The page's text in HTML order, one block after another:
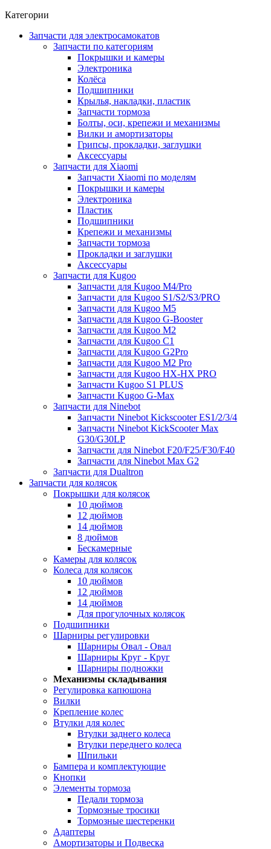
Категории
Запчасти для электросамокатов
Запчасти по категориям
Покрышки и камеры
Электроника
Колёса
Подшипники
Крылья, накладки, пластик
Запчасти тормоза
Болты, оси, крепежи и механизмы
Вилки и амортизаторы
Грипсы, прокладки, заглушки
Аксессуары
Запчасти для Xiaomi
Запчасти Xiaomi по моделям
Покрышки и камеры
Электроника
Пластик
Подшипники
Крепежи и механизмы
Запчасти тормоза
Прокладки и заглушки
Аксессуары
Запчасти для Kugoo
Запчасти для Kugoo M4/Pro
Запчасти для Kugoo S1/S2/S3/PRO
Запчасти для Kugoo M5
Запчасти для Kugoo G-Booster
Запчасти для Kugoo M2
Запчасти для Kugoo C1
Запчасти для Kugoo G2Pro
Запчасти для Kugoo M2 Pro
Запчасти для Kugoo HX-HX PRO
Запчасти Kugoo S1 PLUS
Запчасти Kugoo G-Max
Запчасти для Ninebot
Запчасти Ninebot Kickscooter ES1/2/3/4
Запчасти Ninebot KickScooter Max
G30/G30LP
Запчасти для Ninebot F20/F25/F30/F40
Запчасти для Ninebot Max G2
Запчасти для Dualtron
Запчасти для колясок
Покрышки для колясок
10 дюймов
12 дюймов
14 дюймов
8 дюймов
Бескамерные
Камеры для колясок
Колеса для колясок
10 дюймов
12 дюймов
14 дюймов
Для прогулочных колясок
Подшипники
Шарниры регулировки
Шарниры Овал - Овал
Шарниры Круг - Круг
Шарниры подножки
Механизмы складывания
Регулировка капюшона
Вилки
Крепление колес
Втулки для колес
Втулки заднего колеса
Втулки переднего колеса
Шпильки
Бампера и комплектующие
Кнопки
Элементы тормоза
Педали тормоза
Тормозные тросики
Тормозные шестеренки
Адаптеры
Амортизаторы и Подвеска